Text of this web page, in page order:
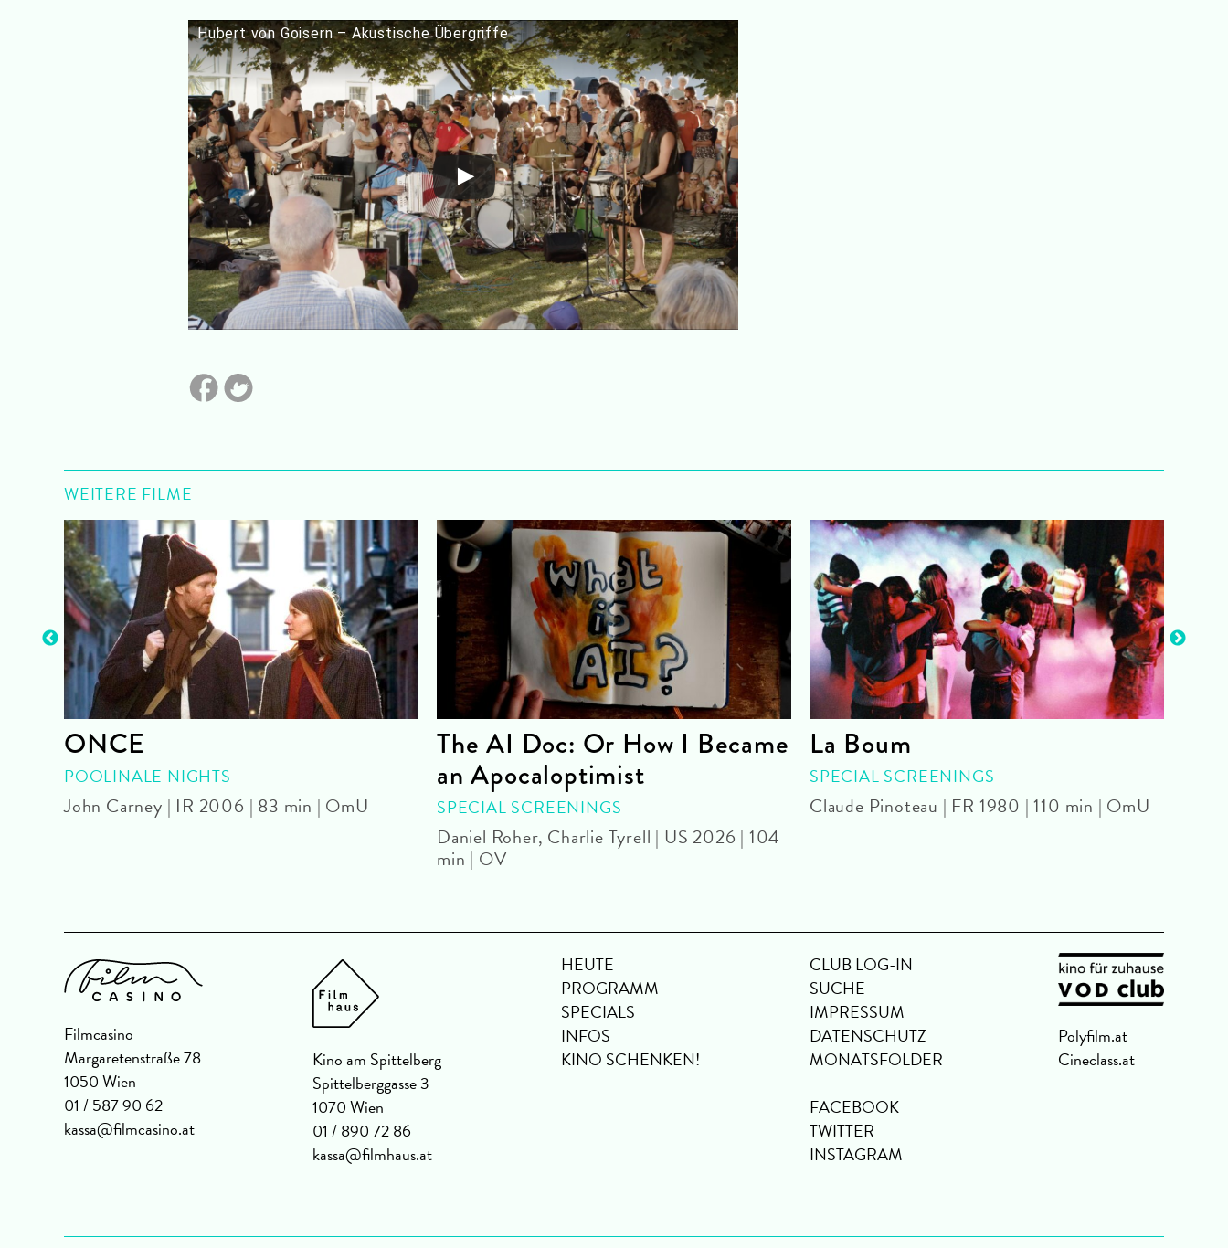
Hubert von Goisern – Akustische Übergriffe
WEITERE FILME
ONCE
POOLINALE NIGHTS
John Carney | IR 2006 | 83 min | OmU
The AI Doc: Or How I Became
an Apocaloptimist
SPECIAL SCREENINGS
Daniel Roher, Charlie Tyrell | US 2026 | 104
min | OV
La Boum
SPECIAL SCREENINGS
Claude Pinoteau | FR 1980 | 110 min | OmU
Filmcasino
Margaretenstraße 78
1050 Wien
01 / 587 90 62
kassa@filmcasino.at
Kino am Spittelberg
Spittelberggasse 3
1070 Wien
01 / 890 72 86
kassa@filmhaus.at
HEUTE
PROGRAMM
SPECIALS
INFOS
KINO SCHENKEN!
CLUB LOG-IN
SUCHE
IMPRESSUM
DATENSCHUTZ
MONATSFOLDER
FACEBOOK
TWITTER
INSTAGRAM
Polyfilm.at
Cineclass.at